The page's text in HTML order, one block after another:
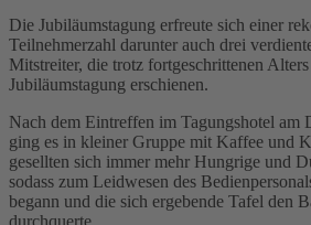
Die Jubiläumstagung erfreute sich einer
Teilnehmerzahl darunter auch drei
Mitstreiter, die trotz fortgeschrittenen
Jubiläumstagung erschienen.
Nach dem Eintreffen im Tagungshotel am
ging es in kleiner Gruppe mit Kaffee und
gesellten sich immer mehr Hungrige und
sodass zum Leidwesen des
begann und die sich ergebende Tafel den